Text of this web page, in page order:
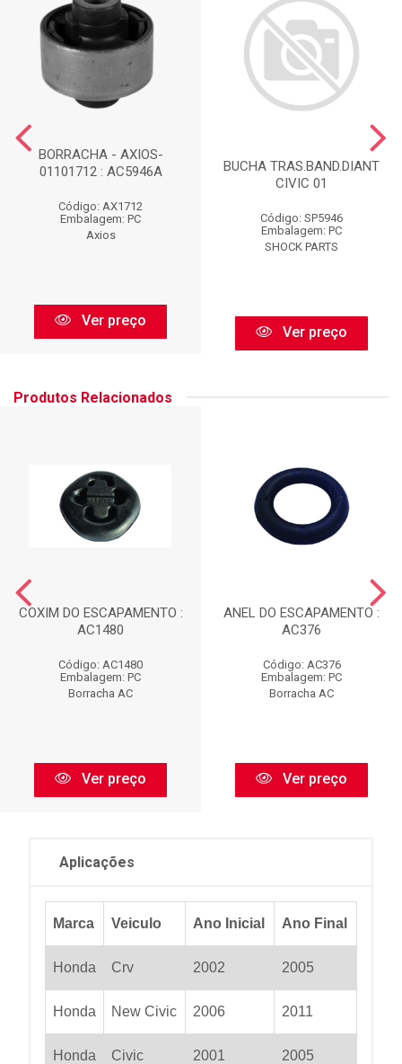
BORRACHA - AXIOS-
01101712 : AC5946A
Código: AX1712
Embalagem: PC
Axios
Ver preço
BUCHA TRAS.BAND.DIANT
CIVIC 01
Código: SP5946
Embalagem: PC
SHOCK PARTS
Ver preço
Produtos Relacionados
COXIM DO ESCAPAMENTO :
AC1480
Código: AC1480
Embalagem: PC
Borracha AC
Ver preço
ANEL DO ESCAPAMENTO :
AC376
Código: AC376
Embalagem: PC
Borracha AC
Ver preço
Aplicações
Marca Veiculo Ano Inicial Ano Final
Honda Crv 2002 2005
Honda New Civic 2006 2011
Honda Civic 2001 2005